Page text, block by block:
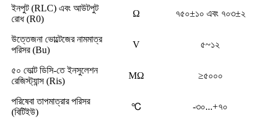
ইনপুট (RLC) এবং আউটপুট
রোধ (R0)
Ω ৭৫০±১০ এবং ৭০৩±২
উত্তেজনা ভোল্টেজের নামমাত্র
পরিসর (Bu)
V ৫~১২
৫০ ভোল্ট ডিসি-তে ইনসুলেশন
রেজিস্ট্যান্স (Ris)
MΩ ≥৫০০০
পরিষেবা তাপমাত্রার পরিসর
(বিটিইউ)
℃ -৩০...+৭০